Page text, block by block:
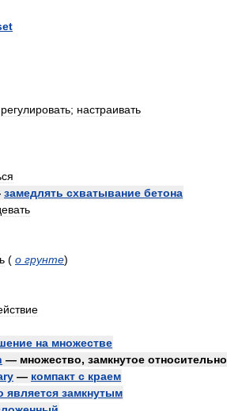
регулировать; настраивать
замедлять схватывание бетона
( о грунте)
на множестве
— множество, замкнутое относительно
— компакт с краем
является замкнутым